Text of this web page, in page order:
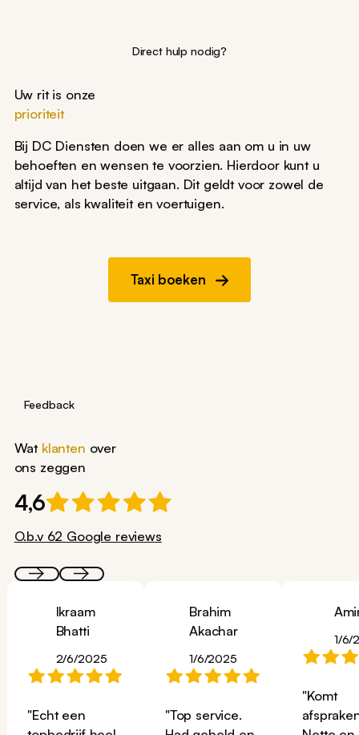
Direct hulp nodig?
Uw rit is onze
prioriteit
Bij DC Diensten doen we er alles aan om u in uw
behoeften en wensen te voorzien. Hierdoor kunt u
altijd van het beste uitgaan. Dit geldt voor zowel de
service, als kwaliteit en voertuigen.
Taxi boeken
Feedback
Wat klanten over
ons zeggen
4,6
O.b.v 62 Google reviews
Ikraam
Bhatti
2/6/2025
"Echt een
Brahim
Akachar
1/6/2025
"Top service.
1/6/
"Komt